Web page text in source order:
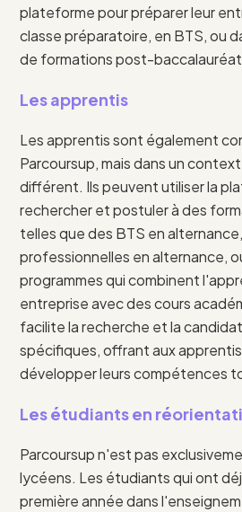
plateforme pour préparer leur
classe préparatoire, en BTS, ou
de formations post-
Les apprentis
Les apprentis sont également
Parcoursup, mais dans un
différent. Ils peuvent utiliser la
rechercher et postuler à des
telles que des BTS en
professionnelles en alternance,
programmes qui combinent
entreprise avec des cours
facilite la recherche et la
spécifiques, offrant aux
développer leurs compétences
Les étudiants en
Parcoursup n'est pas
lycéens. Les étudiants qui ont
première année dans